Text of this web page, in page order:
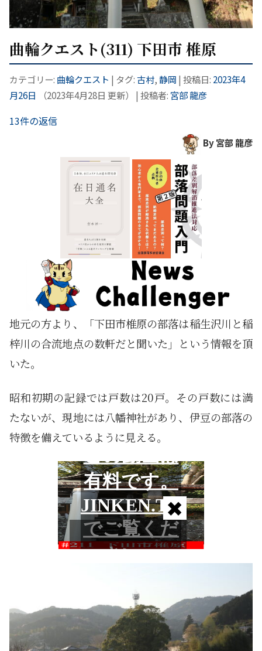
曲輪クエスト(311) 下田市 椎原
カテゴリー: 曲輪クエスト | タグ:古村,静岡 | 投稿日: 2023年4
月26日
（2023年4月28日 更新） | 投稿者: 宮部 龍彦
13件の返信
By 宮部 龍彦
地元の方より、「下田市椎原の部落は稲生沢川と稲
梓川の合流地点の数軒だと聞いた」という情報を頂
いた。
昭和初期の記録では戸数は20戸。その戸数には満
たないが、現地には八幡神社があり、伊豆の部落の
特徴を備えているように見える。